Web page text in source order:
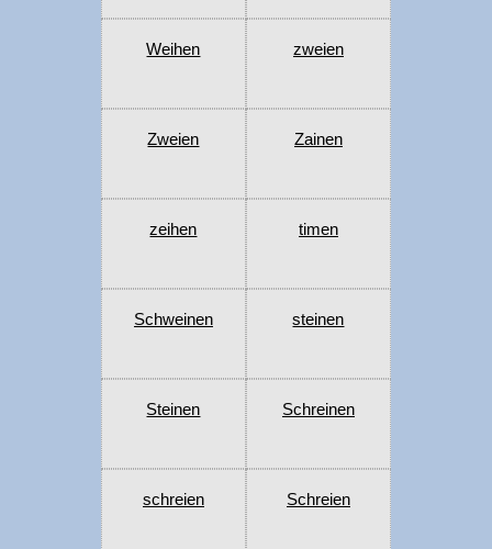
Weihen zweien
Zweien Zainen
zeihen timen
Schweinen steinen
Steinen Schreinen
schreien Schreien